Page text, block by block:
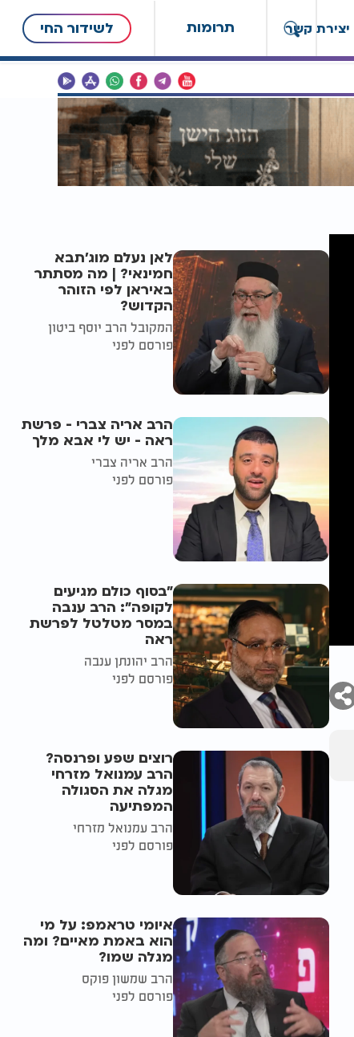
תרומות לשידור החי יצירת קשר
לאן נעלם מוג'תבא
חמינאי? | מה מסתתר
באיראן לפי הזוהר
הקדוש?
המקובל הרב יוסף ביטון
פורסם לפני
הרב אריה צברי - פרשת
ראה - יש לי אבא מלך
הרב אריה צברי
פורסם לפני
"בסוף כולם מגיעים
לקופה": הרב ענבה
במסר מטלטל לפרשת
ראה
הרב יהונתן ענבה
פורסם לפני
רוצים שפע ופרנסה?
הרב עמנואל מזרחי
מגלה את הסגולה
המפתיעה
הרב עמנואל מזרחי
פורסם לפני
איומי טראמפ: על מי
הוא באמת מאיים? ומה
מגלה שמו?
הרב שמשון פוקס
פורסם לפני